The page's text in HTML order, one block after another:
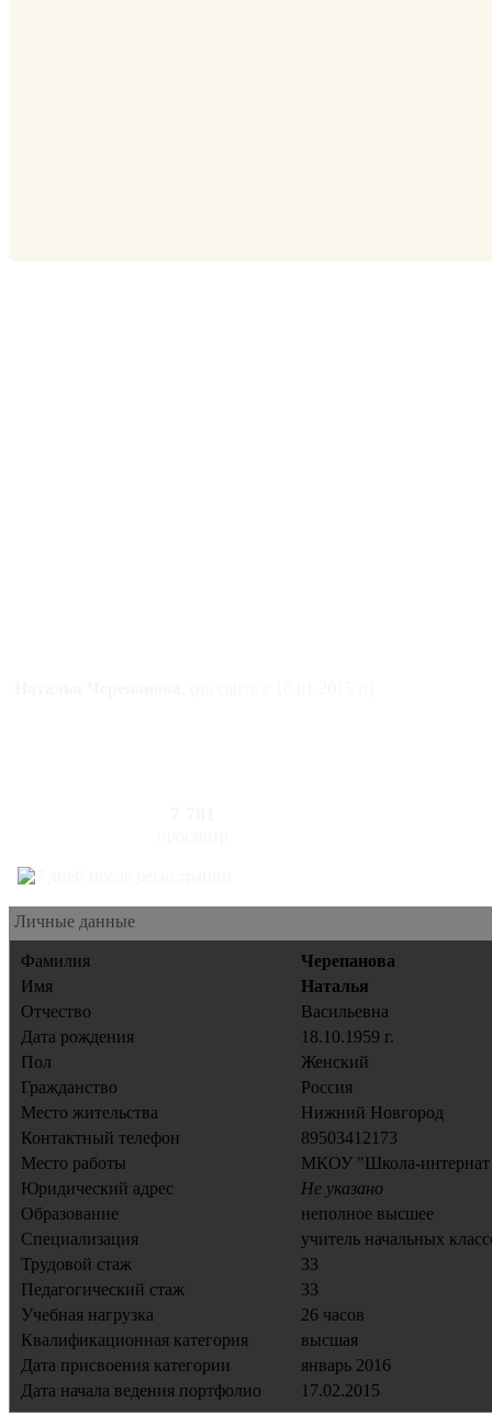
Личные данные
Фамилия
Черепанова
Имя
Наталья
Отчество
Васильевна
Дата рождения
18.10.1959 г.
Пол
Женский
Гражданство
Россия
Место жительства
Нижний Новгород
Контактный телефон
89503412173
Место работы
МКОУ "Школа-
Юридический адрес
Не указано
Образование
неполное высшее
Специализация
учитель начальных
Трудовой стаж
33
Педагогический стаж
33
Учебная нагрузка
26 часов
Квалификационная категория
высшая
Дата присвоения категории
январь 2016
Дата начала ведения портфолио
17.02.2015